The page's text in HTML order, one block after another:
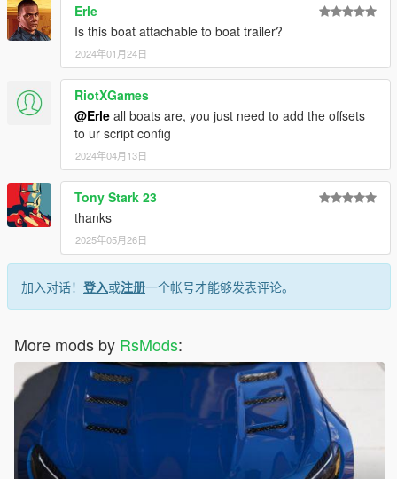
Erle
Is this boat attachable to boat trailer?
2024年01月24日
RiotXGames
@Erle all boats are, you just need to add the offsets
to ur script config
2024年04月13日
Tony Stark 23
thanks
2025年05月26日
加入对话！ 登入或注册一个帐号才能够发表评论。
More mods by RsMods: